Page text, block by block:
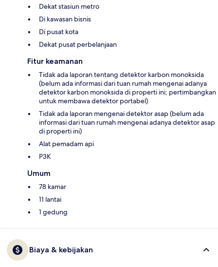
Dekat stasiun metro
Di kawasan bisnis
Di pusat kota
Dekat pusat perbelanjaan
Fitur keamanan
Tidak ada laporan tentang detektor karbon monoksida
(belum ada informasi dari tuan rumah mengenai adanya
detektor karbon monoksida di properti ini; pertimbangkan
untuk membawa detektor portabel)
Tidak ada laporan mengenai detektor asap (belum ada
informasi dari tuan rumah mengenai adanya detektor asap
di properti ini)
Alat pemadam api
P3K
Umum
78 kamar
11 lantai
1 gedung
Biaya & kebijakan